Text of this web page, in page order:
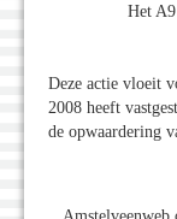
Het
Deze actie vloeit
2008 heeft
de opwaardering